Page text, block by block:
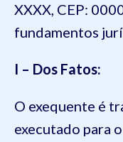
XXXX, CEP:
fundamentos
I – Dos Fatos:
O exequente é
executado para